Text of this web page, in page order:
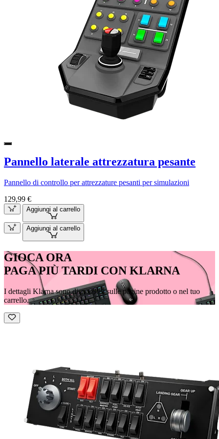
Pannello laterale attrezzatura pesante
Pannello di controllo per attrezzature pesanti per simulazioni
129,99 €
Aggiungi al carrello
Aggiungi al carrello
GIOCA ORA
PAGA PIÙ TARDI CON KLARNA
I dettagli Klarna sono disponibili sulle pagine prodotto o nel tuo
carrello.